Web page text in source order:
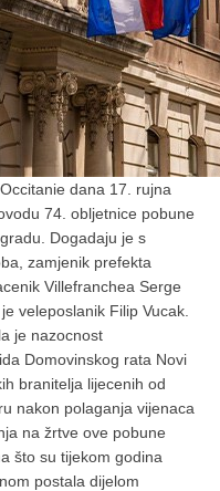
dana 17. rujna
74. obljetnice pobune
Dogadaju je s
zamjenik prefekta
Villefranchea Serge
veleposlanik Filip Vucak.
je nazocnost
Domovinskog rata Novi
branitelja lijecenih od
nakon polaganja vijenaca
na žrtve ove pobune
što su tijekom godina
postala dijelom